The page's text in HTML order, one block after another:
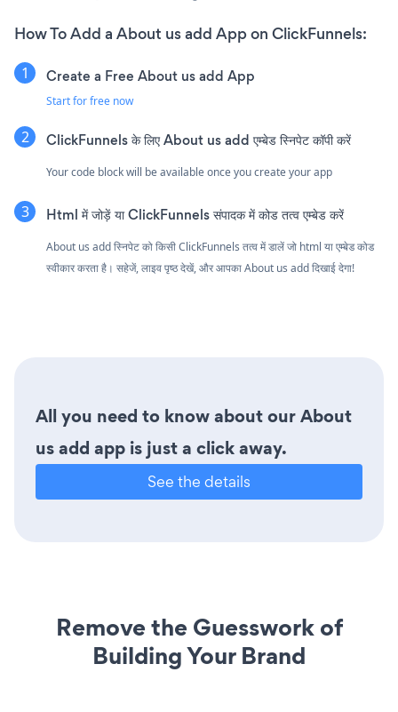
How To Add a About us add App on ClickFunnels:
Create a Free About us add App
Start for free now
ClickFunnels के लिए About us add एम्बेड स्निपेट कॉपी करें
Your code block will be available once you create your app
Html में जोड़ें या ClickFunnels संपादक में कोड तत्व एम्बेड करें
About us add स्निपेट को किसी ClickFunnels तत्व में डालें जो html या एम्बेड कोड
स्वीकार करता है। सहेजें, लाइव पृष्ठ देखें, और आपका About us add दिखाई देगा!
All you need to know about our About
us add app is just a click away.
See the details
Remove the Guesswork of
Building Your Brand